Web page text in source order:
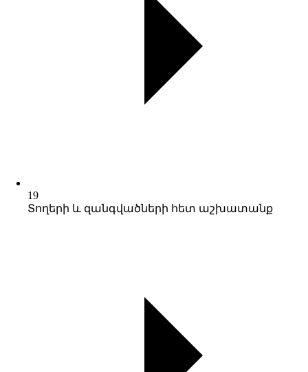
19
Տողերի և զանգվածների հետ աշխատանք